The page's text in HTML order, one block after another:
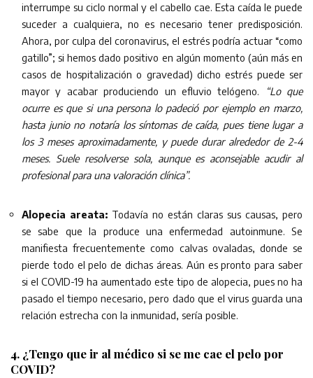
interrumpe su ciclo normal y el cabello cae. Esta caída le puede
suceder a cualquiera, no es necesario tener predisposición.
Ahora, por culpa del coronavirus, el estrés podría actuar “como
gatillo”; si hemos dado positivo en algún momento (aún más en
casos de hospitalización o gravedad) dicho estrés puede ser
mayor y acabar produciendo un efluvio telógeno.
“Lo que
ocurre es que si una persona lo padeció por ejemplo en marzo,
hasta junio no notaría los síntomas de caída, pues tiene lugar a
los 3 meses aproximadamente, y puede durar alrededor de 2-4
meses. Suele resolverse sola, aunque es aconsejable acudir al
profesional para una valoración clínica”.
Alopecia areata: Todavía no están claras sus causas, pero
se sabe que la produce una enfermedad autoinmune. Se
manifiesta frecuentemente como calvas ovaladas, donde se
pierde todo el pelo de dichas áreas. Aún es pronto para saber
si el COVID-19 ha aumentado este tipo de alopecia, pues no ha
pasado el tiempo necesario, pero dado que el virus guarda una
relación estrecha con la inmunidad, sería posible.
4. ¿Tengo que ir al médico si se me cae el pelo por
COVID?